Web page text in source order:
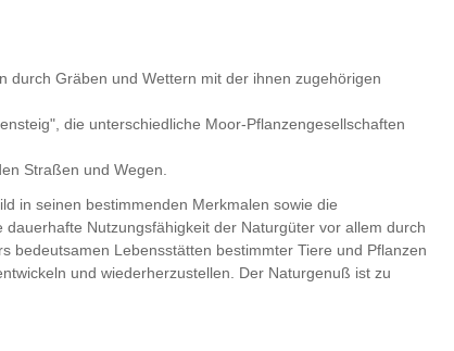
durch Gräben und Wettern mit der ihnen zugehörigen
die unterschiedliche Moor-Pflanzengesellschaften
Straßen und Wegen.
in seinen bestimmenden Merkmalen sowie die
Nutzungsfähigkeit der Naturgüter vor allem durch
bedeutsamen Lebensstätten bestimmter Tiere und Pflanzen
und wiederherzustellen. Der Naturgenuß ist zu